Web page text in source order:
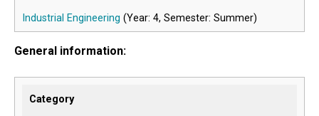
Industrial Engineering (Year: 4, Semester: Summer)
General information:
Category